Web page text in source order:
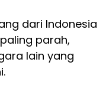
dari Indonesia
parah,
lain yang